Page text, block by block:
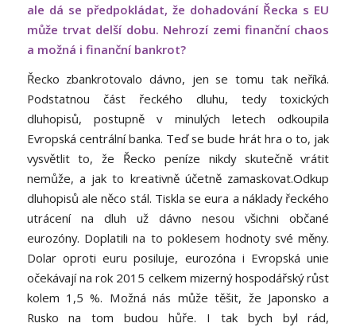
ale dá se předpokládat, že dohadování Řecka s EU
může trvat delší dobu. Nehrozí zemi finanční chaos
a možná i finanční bankrot?
Řecko zbankrotovalo dávno, jen se tomu tak neříká.
Podstatnou část řeckého dluhu, tedy toxických
dluhopisů, postupně v minulých letech odkoupila
Evropská centrální banka. Teď se bude hrát hra o to, jak
vysvětlit to, že Řecko peníze nikdy skutečně vrátit
nemůže, a jak to kreativně účetně zamaskovat.Odkup
dluhopisů ale něco stál. Tiskla se eura a náklady řeckého
utrácení na dluh už dávno nesou všichni občané
eurozóny. Doplatili na to poklesem hodnoty své měny.
Dolar oproti euru posiluje, eurozóna i Evropská unie
očekávají na rok 2015 celkem mizerný hospodářský růst
kolem 1,5 %. Možná nás může těšit, že Japonsko a
Rusko na tom budou hůře. I tak bych byl rád,